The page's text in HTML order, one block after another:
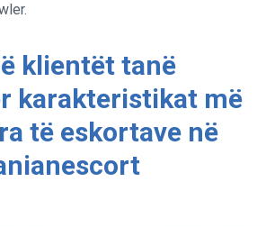
klientët tanë
karakteristikat më
të eskortave në